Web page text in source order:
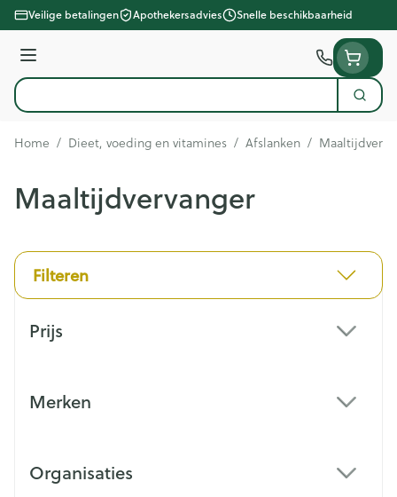
Ga naar de inhoud
Veilige betalingen Apothekersadvies Snelle beschikbaarheid
Menu
Product, merk, categorie... Zoek
Home / Dieet, voeding en vitamines / Afslanken /
Maaltijdvervanger
Filteren
Prijs
Merken
Organisaties